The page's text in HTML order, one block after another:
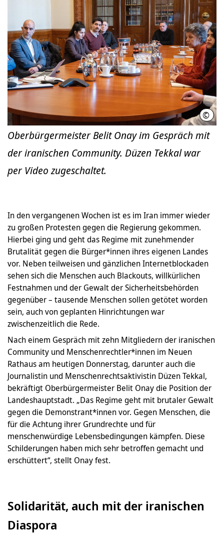
© LHH
Oberbürgermeister Belit Onay im Gespräch mit
der iranischen Community. Düzen Tekkal war
per Video zugeschaltet.
In den vergangenen Wochen ist es im Iran immer wieder
zu großen Protesten gegen die Regierung gekommen.
Hierbei ging und geht das Regime mit zunehmender
Brutalität gegen die Bürger*innen ihres eigenen Landes
vor. Neben teilweisen und gänzlichen Internetblockaden
sehen sich die Menschen auch Blackouts, willkürlichen
Festnahmen und der Gewalt der Sicherheitsbehörden
gegenüber – tausende Menschen sollen getötet worden
sein, auch von geplanten Hinrichtungen war
zwischenzeitlich die Rede.
Nach einem Gespräch mit zehn Mitgliedern der iranischen
Community und Menschenrechtler*innen im Neuen
Rathaus am heutigen Donnerstag, darunter auch die
Journalistin und Menschenrechtsaktivistin Düzen Tekkal,
bekräftigt Oberbürgermeister Belit Onay die Position der
Landeshauptstadt. „Das Regime geht mit brutaler Gewalt
gegen die Demonstrant*innen vor. Gegen Menschen, die
für die Achtung ihrer Grundrechte und für
menschenwürdige Lebensbedingungen kämpfen. Diese
Schilderungen haben mich sehr betroffen gemacht und
erschüttert“, stellt Onay fest.
Solidarität, auch mit der iranischen
Diaspora